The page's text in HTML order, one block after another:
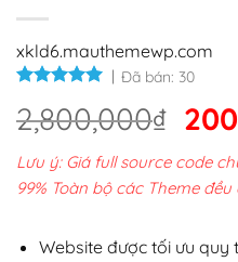
xkld6.mauthemewp.com
Đã bán: 30
2,800,000₫ Giá
gốc
là:
Lưu ý: Giá full source code
99% Toàn bộ các Theme
Website được tối ưu quy